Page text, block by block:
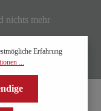
nichts mehr
Erfahrung
...